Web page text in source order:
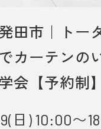
田市｜トー
カーテンの
会【予約制
日) 10:00〜